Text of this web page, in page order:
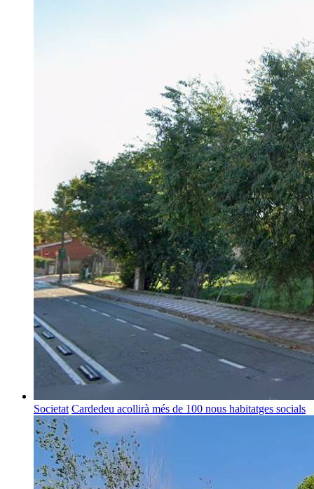
Societat Cardedeu acollirà més de 100 nous habitatges socials